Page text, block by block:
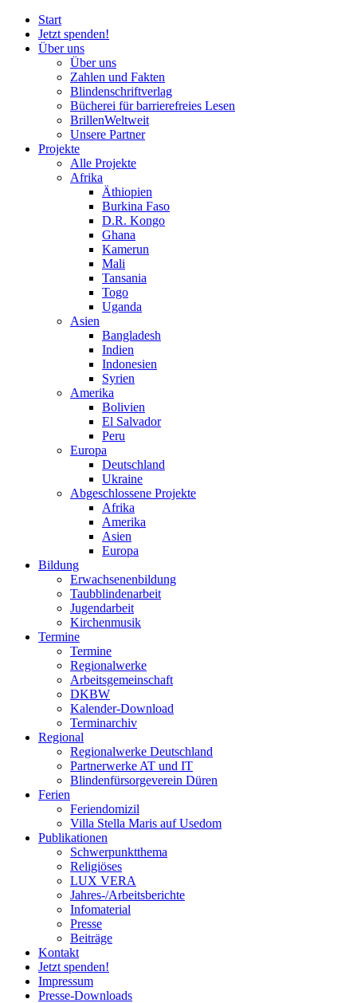
Start
Jetzt spenden!
Über uns
Über uns
Zahlen und Fakten
Blindenschriftverlag
Bücherei fürbarrierefreies Lesen
BrillenWeltweit
Unsere Partner
Projekte
Alle Projekte
Afrika
Äthiopien
Burkina Faso
D.R. Kongo
Ghana
Kamerun
Mali
Tansania
Togo
Uganda
Asien
Bangladesh
Indien
Indonesien
Syrien
Amerika
Bolivien
El Salvador
Peru
Europa
Deutschland
Ukraine
Abgeschlossene Projekte
Afrika
Amerika
Asien
Europa
Bildung
Erwachsenenbildung
Taubblindenarbeit
Jugendarbeit
Kirchenmusik
Termine
Termine
Regionalwerke
Arbeitsgemeinschaft
DKBW
Kalender-Download
Terminarchiv
Regional
Regionalwerke Deutschland
Partnerwerke AT und IT
Blindenfürsorgeverein Düren
Ferien
Feriendomizil
Villa Stella Maris auf Usedom
Publikationen
Schwerpunktthema
Religiöses
LUX VERA
Jahres-/​Arbeitsberichte
Infomaterial
Presse
Beiträge
Kontakt
Jetzt spenden!
Impressum
Presse-Downloads